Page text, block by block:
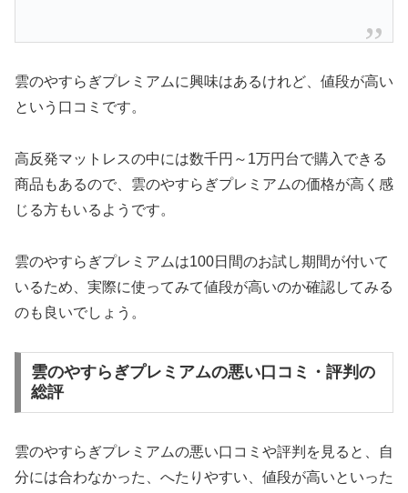
雲のやすらぎプレミアムに興味はあるけれど、値段が高い
という口コミです。
高反発マットレスの中には数千円～1万円台で購入できる
商品もあるので、雲のやすらぎプレミアムの価格が高く感
じる方もいるようです。
雲のやすらぎプレミアムは100日間のお試し期間が付いて
いるため、実際に使ってみて値段が高いのか確認してみる
のも良いでしょう。
雲のやすらぎプレミアムの悪い口コミ・評判の
総評
雲のやすらぎプレミアムの悪い口コミや評判を見ると、自
分には合わなかった、へたりやすい、値段が高いといった